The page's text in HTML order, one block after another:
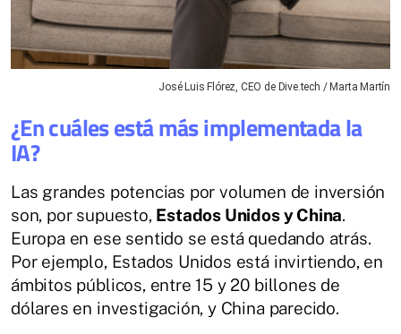
José Luis Flórez, CEO de Dive.tech / Marta Martín
¿En cuáles está más implementada la
IA?
Las grandes potencias por volumen de inversión
son, por supuesto, Estados Unidos y China.
Europa en ese sentido se está quedando atrás.
Por ejemplo, Estados Unidos está invirtiendo, en
ámbitos públicos, entre 15 y 20 billones de
dólares en investigación, y China parecido.